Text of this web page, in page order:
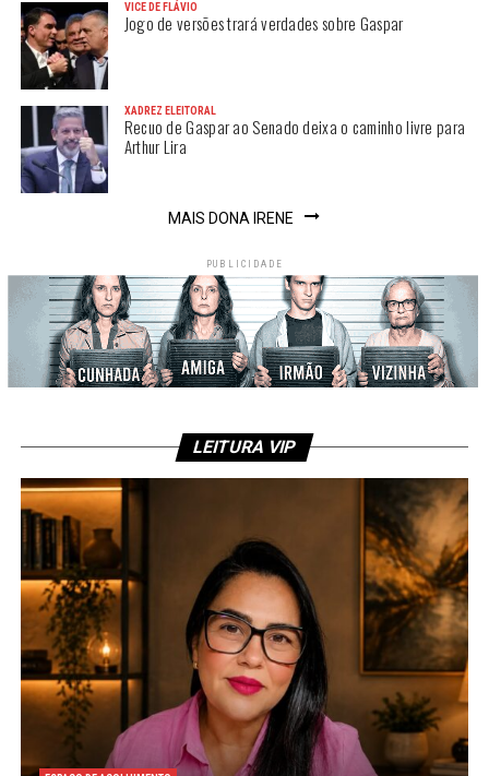
VICE DE FLÁVIO
Jogo de versões trará verdades sobre Gaspar
XADREZ ELEITORAL
Recuo de Gaspar ao Senado deixa o caminho livre para
Arthur Lira
MAIS DONA IRENE
PUBLICIDADE
LEITURA VIP